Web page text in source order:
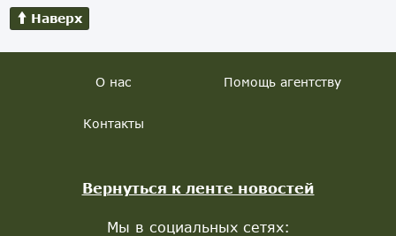
Наверх
О нас Помощь агентству
Контакты
Вернуться к ленте новостей
Мы в социальных сетях: